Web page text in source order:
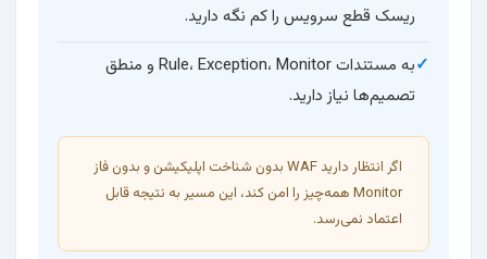
ریسک قطع سرویس را کم نگه دارید.
به مستندات Rule، Exception، Monitor و منطق
تصمیم‌ها نیاز دارید.
اگر انتظار دارید WAF بدون شناخت اپلیکیشن و بدون فاز
Monitor همه‌چیز را امن کند، این مسیر به نتیجه قابل
اعتماد نمی‌رسد.